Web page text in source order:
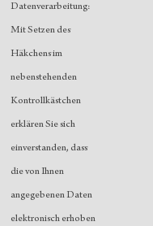
Datenverarbeitung:
Mit Setzen des
Häkchens im
nebenstehenden
Kontrollkästchen
erklären Sie sich
einverstanden, dass
die von Ihnen
angegebenen Daten
elektronisch erhoben